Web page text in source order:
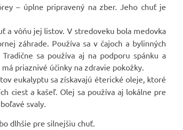
– úplne pripravený na zber. Jeho chuť je
a vôňu jej listov. V stredoveku bola medovka
záhrade. Používa sa v čajoch a bylinných
sa používa aj na podporu spánku a
priaznivé účinky na zdravie pokožky.
eukalyptu sa získavajú éterické oleje, ktoré
ciest a kašeľ. Olej sa používa aj lokálne pre
svaly.
dlhšie pre silnejšiu chuť.